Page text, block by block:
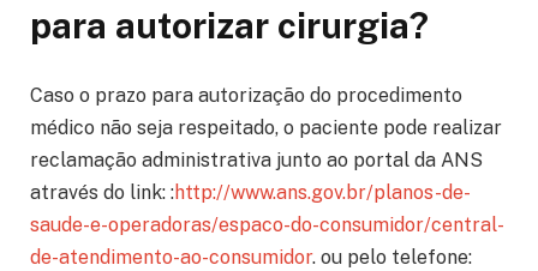
para autorizar cirurgia?
Caso o prazo para autorização do procedimento
médico não seja respeitado, o paciente pode realizar
reclamação administrativa junto ao portal da ANS
através do link: :http://www.ans.gov.br/planos-de-
saude-e-operadoras/espaco-do-consumidor/central-
de-atendimento-ao-consumidor. ou pelo telefone: